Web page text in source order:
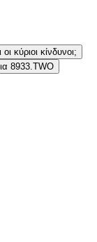
οι κύριοι κίνδυνοι;
8933.TWO